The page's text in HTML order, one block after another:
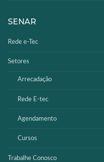
SENAR
Rede e-Tec
Setores
Arrecadação
Rede E-tec
Agendamento
Cursos
Trabalhe Conosco